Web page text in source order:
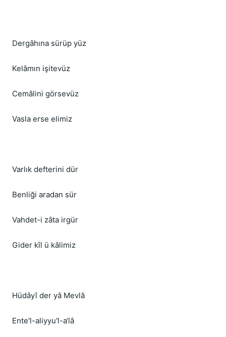
Dergâhına sürüp yüz
Kelâmın işitevüz
Cemâlini görsevüz
Vasla erse elimiz
Varlık defterini dür
Benliği aradan sür
Vahdet-i zâta irgür
Gider kîl ü kâlimiz
Hüdâyî der yâ Mevlâ
Ente'l-aliyyu'l-a‘lâ